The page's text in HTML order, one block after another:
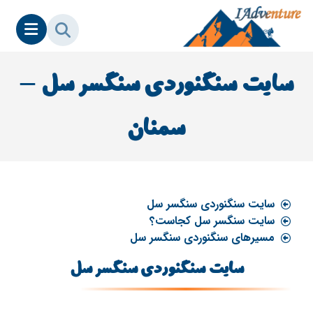
سایت سنگنوردی سنگسر سل –
سمنان
سایت سنگنوردی سنگسر سل
سایت سنگسر سل کجاست؟
مسیرهای سنگنوردی سنگسر سل
سایت سنگنوردی سنگسر سل